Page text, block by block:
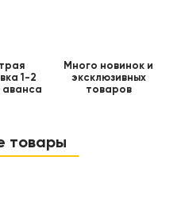
1-2
аванса
Много новинок и
эксклюзивных
товаров
товары